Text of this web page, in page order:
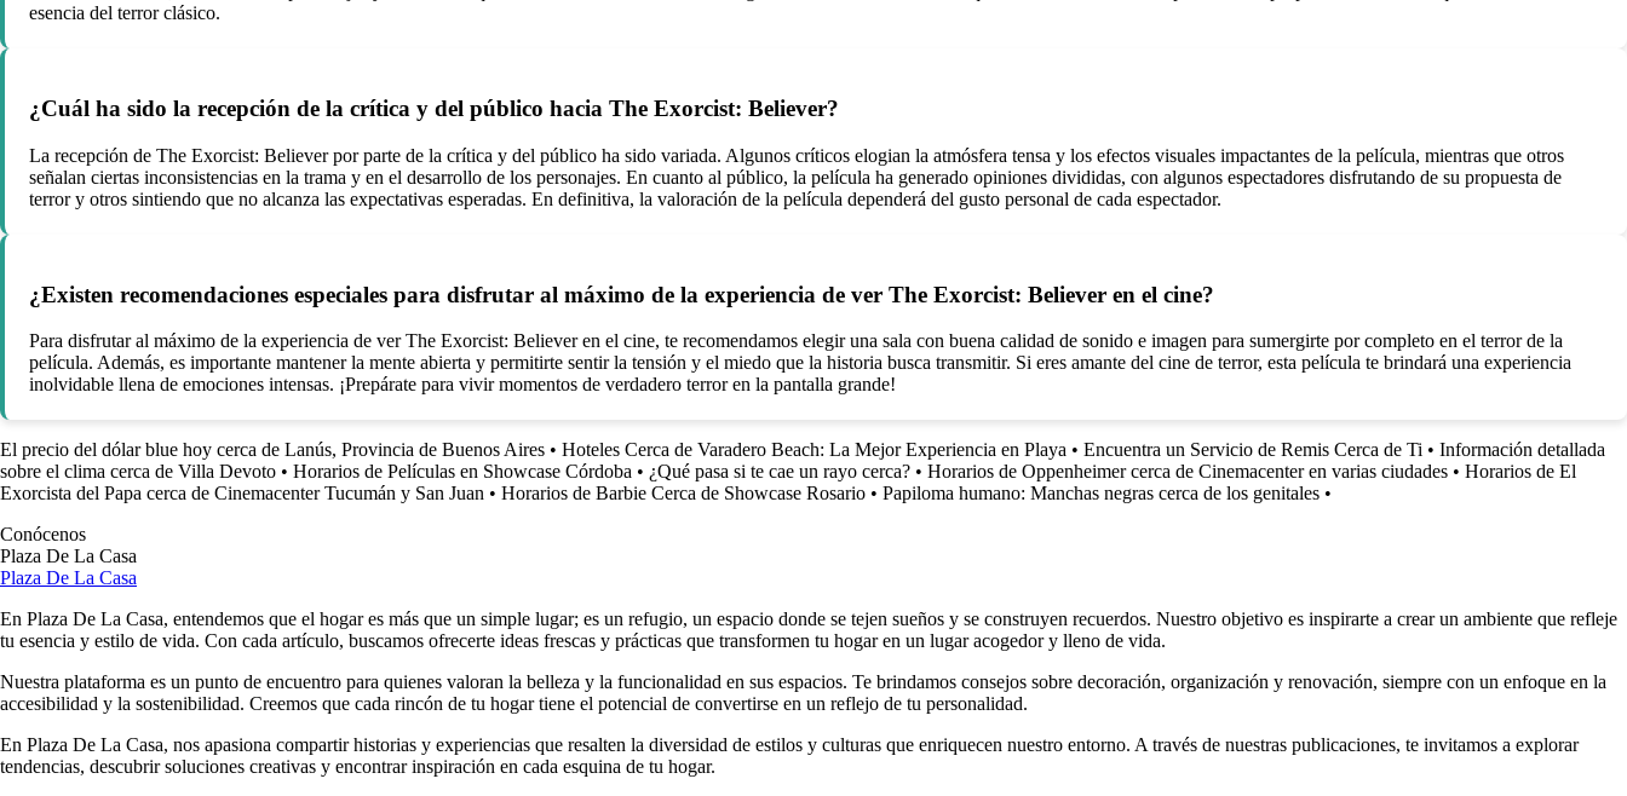
esencia del terror clásico.
¿Cuál ha sido la recepción de la crítica y del público hacia The Exorcist: Believer?
La recepción de The Exorcist: Believer por parte de la crítica y del público ha sido variada. Algunos críticos elogian la atmósfera tensa y los efectos visuales impactantes de la película, mientras que otros
señalan ciertas inconsistencias en la trama y en el desarrollo de los personajes. En cuanto al público, la película ha generado opiniones divididas, con algunos espectadores disfrutando de su propuesta de
terror y otros sintiendo que no alcanza las expectativas esperadas. En definitiva, la valoración de la película dependerá del gusto personal de cada espectador.
¿Existen recomendaciones especiales para disfrutar al máximo de la experiencia de ver The Exorcist: Believer en el cine?
Para disfrutar al máximo de la experiencia de ver The Exorcist: Believer en el cine, te recomendamos elegir una sala con buena calidad de sonido e imagen para sumergirte por completo en el terror de la
película. Además, es importante mantener la mente abierta y permitirte sentir la tensión y el miedo que la historia busca transmitir. Si eres amante del cine de terror, esta película te brindará una experiencia
inolvidable llena de emociones intensas. ¡Prepárate para vivir momentos de verdadero terror en la pantalla grande!
El precio del dólar blue hoy cerca de Lanús, Provincia de Buenos Aires • Hoteles Cerca de Varadero Beach: La Mejor Experiencia en Playa • Encuentra un Servicio de Remis Cerca de Ti • Información detallada
sobre el clima cerca de Villa Devoto • Horarios de Películas en Showcase Córdoba • ¿Qué pasa si te cae un rayo cerca? • Horarios de Oppenheimer cerca de Cinemacenter en varias ciudades • Horarios de El
Exorcista del Papa cerca de Cinemacenter Tucumán y San Juan • Horarios de Barbie Cerca de Showcase Rosario • Papiloma humano: Manchas negras cerca de los genitales •
Conócenos
Plaza De La Casa
Plaza De La Casa
En Plaza De La Casa, entendemos que el hogar es más que un simple lugar; es un refugio, un espacio donde se tejen sueños y se construyen recuerdos. Nuestro objetivo es inspirarte a crear un ambiente que refleje
tu esencia y estilo de vida. Con cada artículo, buscamos ofrecerte ideas frescas y prácticas que transformen tu hogar en un lugar acogedor y lleno de vida.
Nuestra plataforma es un punto de encuentro para quienes valoran la belleza y la funcionalidad en sus espacios. Te brindamos consejos sobre decoración, organización y renovación, siempre con un enfoque en la
accesibilidad y la sostenibilidad. Creemos que cada rincón de tu hogar tiene el potencial de convertirse en un reflejo de tu personalidad.
En Plaza De La Casa, nos apasiona compartir historias y experiencias que resalten la diversidad de estilos y culturas que enriquecen nuestro entorno. A través de nuestras publicaciones, te invitamos a explorar
tendencias, descubrir soluciones creativas y encontrar inspiración en cada esquina de tu hogar.